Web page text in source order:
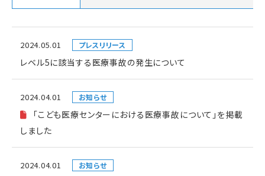
2024.05.01 プレスリリース
レベル5に該当する医療事故の発生について
2024.04.01 お知らせ
「こども医療センターにおける医療事故について」を掲載
しました
2024.04.01 お知らせ